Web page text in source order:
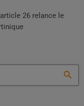
26 relance le
search